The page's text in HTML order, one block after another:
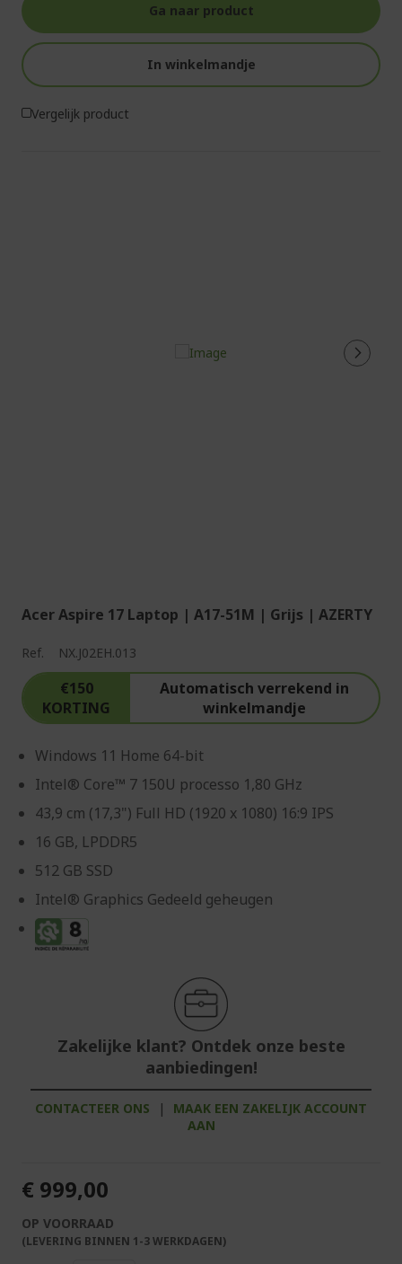
Ga naar product
In winkelmandje
Vergelijk product
Acer Aspire 17 Laptop | A17-51M | Grijs | AZERTY
Ref. NX.J02EH.013
€150
KORTING
Automatisch verrekend in
winkelmandje
Windows 11 Home 64-bit
Intel® Core™ 7 150U processo 1,80 GHz
43,9 cm (17,3") Full HD (1920 x 1080) 16:9 IPS
16 GB, LPDDR5
512 GB SSD
Intel® Graphics Gedeeld geheugen
Zakelijke klant? Ontdek onze beste
aanbiedingen!
CONTACTEER ONS |
MAAK EEN ZAKELIJK ACCOUNT
AAN
€ 999,00
OP VOORRAAD
(LEVERING BINNEN 1-3 WERKDAGEN)